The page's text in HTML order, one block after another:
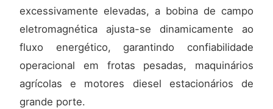
excessivamente elevadas, a bobina de campo
eletromagnética ajusta-se dinamicamente ao
fluxo energético, garantindo confiabilidade
operacional em frotas pesadas, maquinários
agrícolas e motores diesel estacionários de
grande porte.